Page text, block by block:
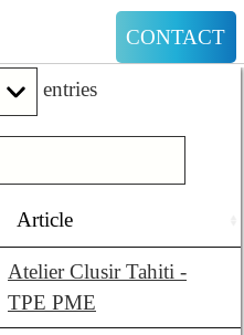
CONTACT
entries
Article
Atelier Clusir Tahiti -
TPE PME